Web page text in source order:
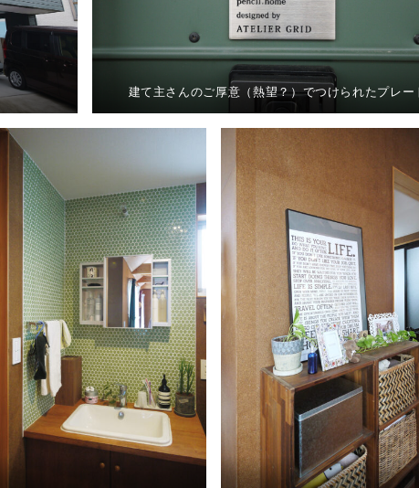
建て主さんのご厚意（熱望？）でつけられたプレー